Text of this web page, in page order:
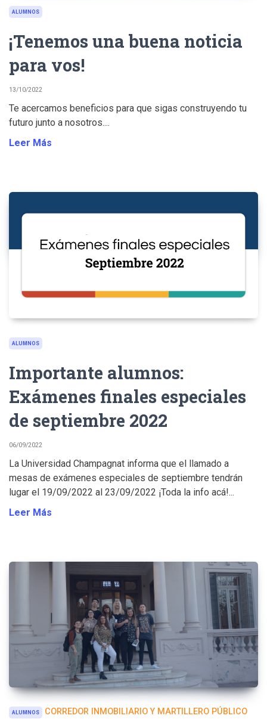
ALUMNOS
¡Tenemos una buena noticia
para vos!
13/10/2022
Te acercamos beneficios para que sigas construyendo tu
futuro junto a nosotros....
Leer Más
ALUMNOS
Importante alumnos:
Exámenes finales especiales
de septiembre 2022
06/09/2022
La Universidad Champagnat informa que el llamado a
mesas de exámenes especiales de septiembre tendrán
lugar el 19/09/2022 al 23/09/2022 ¡Toda la info acá!...
Leer Más
ALUMNOS CORREDOR INMOBILIARIO Y MARTILLERO PÚBLICO